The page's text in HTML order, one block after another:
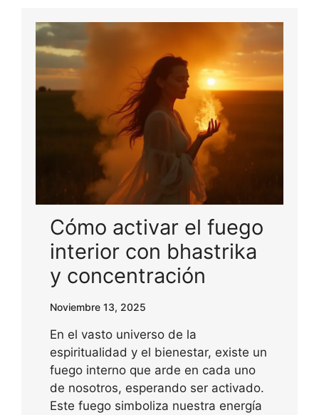
Cómo activar el fuego
interior con bhastrika
y concentración
Noviembre 13, 2025
En el vasto universo de la
espiritualidad y el bienestar, existe un
fuego interno que arde en cada uno
de nosotros, esperando ser activado.
Este fuego simboliza nuestra energía